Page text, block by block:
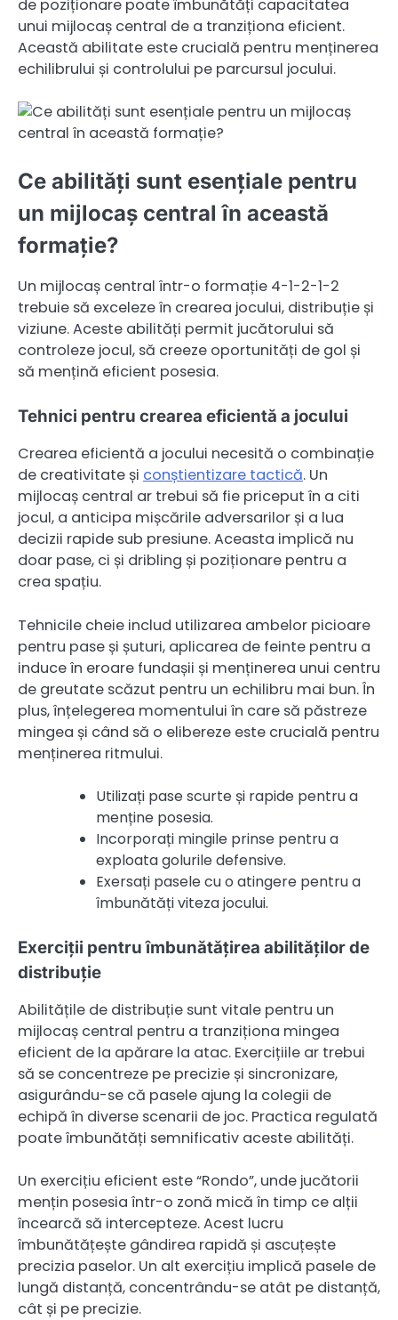
de poziționare poate îmbunătăți capacitatea
unui mijlocaș central de a tranziționa eficient.
Această abilitate este crucială pentru menținerea
echilibrului și controlului pe parcursul jocului.
Ce abilități sunt esențiale pentru
un mijlocaș central în această
formație?
Un mijlocaș central într-o formație 4-1-2-1-2
trebuie să exceleze în crearea jocului, distribuție și
viziune. Aceste abilități permit jucătorului să
controleze jocul, să creeze oportunități de gol și
să mențină eficient posesia.
Tehnici pentru crearea eficientă a jocului
Crearea eficientă a jocului necesită o combinație
de creativitate și conștientizare tactică. Un
mijlocaș central ar trebui să fie priceput în a citi
jocul, a anticipa mișcările adversarilor și a lua
decizii rapide sub presiune. Aceasta implică nu
doar pase, ci și dribling și poziționare pentru a
crea spațiu.
Tehnicile cheie includ utilizarea ambelor picioare
pentru pase și șuturi, aplicarea de feinte pentru a
induce în eroare fundașii și menținerea unui centru
de greutate scăzut pentru un echilibru mai bun. În
plus, înțelegerea momentului în care să păstreze
mingea și când să o elibereze este crucială pentru
menținerea ritmului.
Utilizați pase scurte și rapide pentru a
menține posesia.
Incorporați mingile prinse pentru a
exploata golurile defensive.
Exersați pasele cu o atingere pentru a
îmbunătăți viteza jocului.
Exerciții pentru îmbunătățirea abilităților de
distribuție
Abilitățile de distribuție sunt vitale pentru un
mijlocaș central pentru a tranziționa mingea
eficient de la apărare la atac. Exercițiile ar trebui
să se concentreze pe precizie și sincronizare,
asigurându-se că pasele ajung la colegii de
echipă în diverse scenarii de joc. Practica regulată
poate îmbunătăți semnificativ aceste abilități.
Un exercițiu eficient este “Rondo”, unde jucătorii
mențin posesia într-o zonă mică în timp ce alții
încearcă să intercepteze. Acest lucru
îmbunătățește gândirea rapidă și ascuțește
precizia paselor. Un alt exercițiu implică pasele de
lungă distanță, concentrându-se atât pe distanță,
cât și pe precizie.